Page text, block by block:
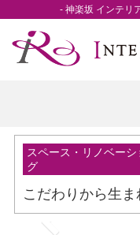
- 神楽坂 インテリ
スペース・リノベー
グ
こだわりから生